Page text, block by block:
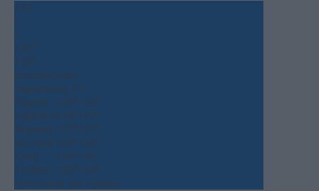
+33
°
C
+35°
+25°
Θεσσαλονίκη
Παρασκευή, 07
Πέμπτη
+35°+25°
Σάββατο+39°+27°
Κυριακή +37°+27°
Δευτέρα +34°+26°
Τρίτη
+35°+25°
Τετάρτη +36°+24°
Πρόγνωση για 7 μέρες